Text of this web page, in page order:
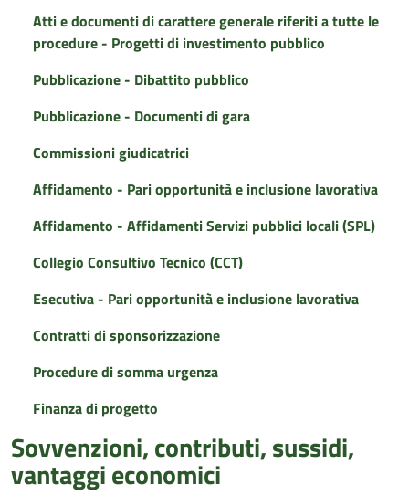
Atti e documenti di carattere generale riferiti a tutte le
procedure - Progetti di investimento pubblico
Pubblicazione - Dibattito pubblico
Pubblicazione - Documenti di gara
Commissioni giudicatrici
Affidamento - Pari opportunità e inclusione lavorativa
Affidamento - Affidamenti Servizi pubblici locali (SPL)
Collegio Consultivo Tecnico (CCT)
Esecutiva - Pari opportunità e inclusione lavorativa
Contratti di sponsorizzazione
Procedure di somma urgenza
Finanza di progetto
Sovvenzioni, contributi, sussidi,
vantaggi economici